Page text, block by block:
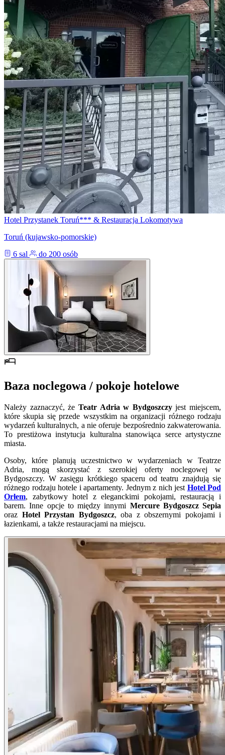
Hotel Przystanek Toruń*** & Restauracja Lokomotywa
Toruń (kujawsko-pomorskie)
6 sal
do 200 osób
Baza noclegowa / pokoje hotelowe
Należy zaznaczyć, że Teatr Adria w Bydgoszczyjest miejscem,
które skupia się przede wszystkim na organizacji różnego rodzaju
wydarzeń kulturalnych, a nie oferuje bezpośrednio zakwaterowania.
To prestiżowa instytucja kulturalna stanowiąca serce artystyczne
miasta.
Osoby, które planują uczestnictwo w wydarzeniach w Teatrze
Adria, mogą skorzystać z szerokiej oferty noclegowej w
Bydgoszczy. W zasięgu krótkiego spaceru od teatru znajdują się
różnego rodzaju hotele i apartamenty. Jednym z nich jest Hotel Pod
Orłem, zabytkowy hotel z eleganckimi pokojami, restauracją i
barem. Inne opcje to między innymi Mercure Bydgoszcz Sepia
oraz Hotel Przystan Bydgoszcz, oba z obszernymi pokojami i
łazienkami, a także restauracjami na miejscu.